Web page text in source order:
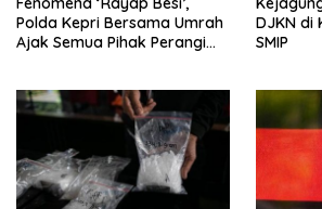
Polda Kepri Bersama Umrah
Ajak Semua Pihak Perangi
DJKN di
SMIP